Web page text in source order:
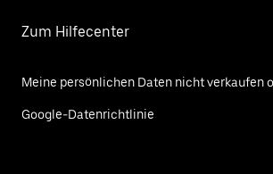
Zum Hilfecenter
Meine persönlichen Daten nicht verkaufen
Google-Datenrichtlinie